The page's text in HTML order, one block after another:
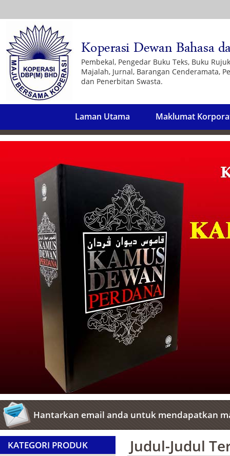
Pembekal, Pengedar Buku Teks, Buku
Majalah, Jurnal, Barangan Cenderamata,
dan Penerbitan Swasta.
Laman Utama Maklumat
Hantarkan email anda untuk mendapatkan
KATEGORI PRODUK Judul-Judul